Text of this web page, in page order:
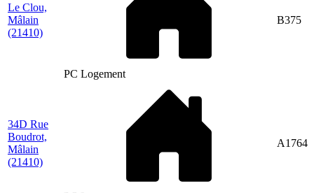
Le Clou,
Mâlain
(21410)
PC Logement
B375
34D Rue
Boudrot,
Mâlain
(21410)
A1764